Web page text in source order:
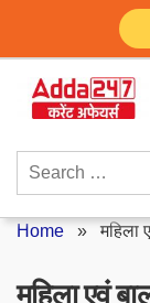
content
Search
Home »महिला
महिला एवं